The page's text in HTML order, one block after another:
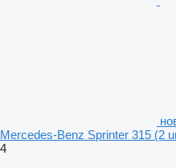
Mercedes-Benz Sprinter 315 (2
4